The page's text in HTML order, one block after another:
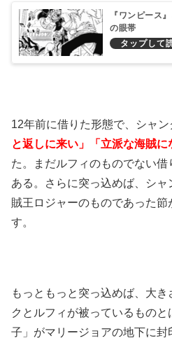
『ワンピース
の眼帯
12年前に借りた形態で、シャン
と返しに来い」「立派な海賊に
た。まだルフィのものでない
ある。さらに突っ込めば、シ
賊王ロジャーのものであった節
す。
もっともっと突っ込めば、大
クとルフィが被っているもの
子」がマリージョアの地下に封